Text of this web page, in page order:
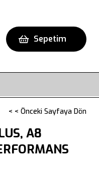
Sepetim
< < Önceki Sayfaya Dön
A8